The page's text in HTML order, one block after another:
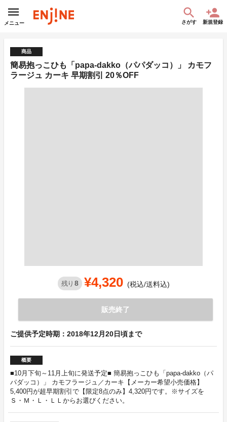
メニュー さがす 新規登録
商品
簡易抱っこひも「papa-dakko（パパダッコ）」 カモフ
ラージュ カーキ 早期割引 20％OFF
残り 8 ¥4,320 (税込/送料込)
販売終了
ご提供予定時期：2018年12月20日頃まで
概要
■10月下旬～11月上旬に発送予定■ 簡易抱っこひも「papa-dakko（パ
パダッコ）」 カモフラージュ／カーキ【メーカー希望小売価格】
5,400円が超早期割引で【限定8点のみ】4,320円です。※サイズを
Ｓ・Ｍ・Ｌ・ＬＬからお選びください。